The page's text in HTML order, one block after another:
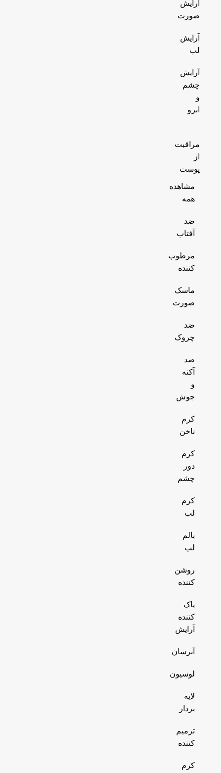
آرایش
صورت
آرایش
لب
آرایش
چشم
و
ابرو
مراقبت
از
پوست
مشاهده
همه
ضد
آفتاب
مرطوب
کننده
ماسک
صورت
ضد
چروک
ضد
آکنه
و
جوش
کرم
ناخن
کرم
دور
چشم
کرم
لب
بالم
لب
روشن
کننده
پاک
کننده
آرایش
آبرسان
لوسیون
لایه
بردار
ترمیم
کننده
کرم